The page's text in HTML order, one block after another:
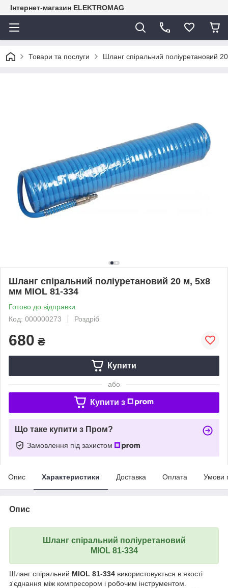
Інтернет-магазин ELEKTROMAG
Товари та послуги Шланг спіральний поліуретановий
Шланг спіральний поліуретановий 20 м, 5х8
мм MIOL 81-334
Готово до відправки
Код: 000000273
Роздріб
680 ₴
Купити
або
Купити з
Що таке купити з Пром?
Замовлення під захистом
Опис Характеристики Доставка Оплата Умови
Опис
Шланг спіральний поліуретановий
MIOL 81-334
Шланг спіральний MIOL 81-334 використовується в якості
з'єднання між компресором і робочим інструментом.